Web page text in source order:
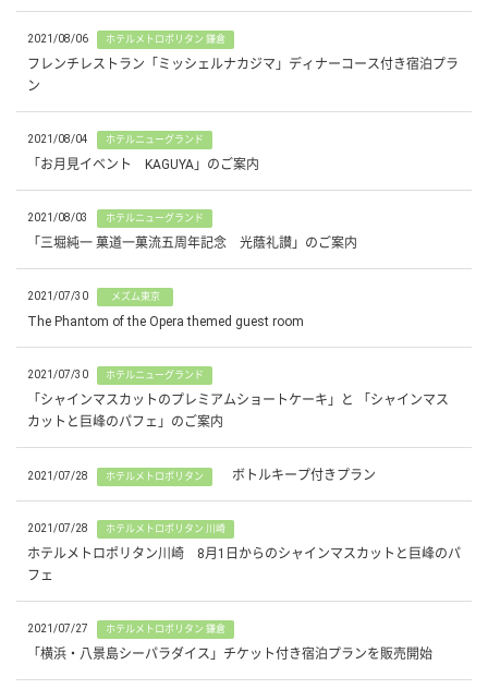
2021/08/06 ホテルメトロポリタン 鎌倉
フレンチレストラン「ミッシェルナカジマ」ディナーコース付き宿泊プラ
ン
2021/08/04 ホテルニューグランド
「お月見イベント KAGUYA」のご案内
2021/08/03 ホテルニューグランド
「三堀純一 菓道一菓流五周年記念 光蔭礼讃」のご案内
2021/07/30 メズム東京
The Phantom of the Opera themed guest room
2021/07/30 ホテルニューグランド
「シャインマスカットのプレミアムショートケーキ」と 「シャインマス
カットと巨峰のパフェ」のご案内
2021/07/28 ホテルメトロポリタン ボトルキープ付きプラン
2021/07/28 ホテルメトロポリタン 川崎
ホテルメトロポリタン川崎 8月1日からのシャインマスカットと巨峰のパ
フェ
2021/07/27 ホテルメトロポリタン 鎌倉
「横浜・八景島シーパラダイス」チケット付き宿泊プランを販売開始